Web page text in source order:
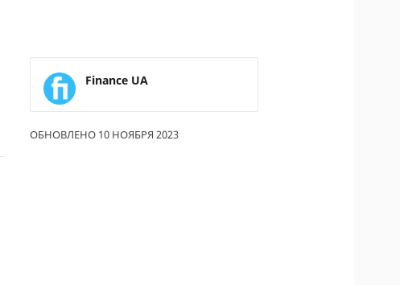
Finance UA
ОБНОВЛЕНО 10 НОЯБРЯ 2023